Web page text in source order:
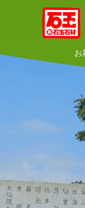
お